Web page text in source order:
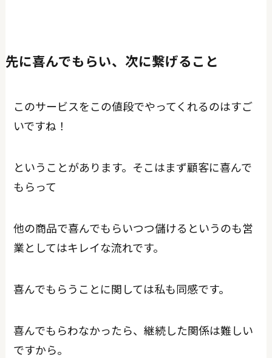
先に喜んでもらい、次に繋げること
このサービスをこの値段でやってくれるのはすご
いですね！
ということがあります。そこはまず顧客に喜んで
もらって
他の商品で喜んでもらいつつ儲けるというのも営
業としてはキレイな流れです。
喜んでもらうことに関しては私も同感です。
喜んでもらわなかったら、継続した関係は難しい
ですから。